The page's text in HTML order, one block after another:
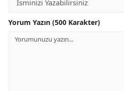
Yorum Yazın (500 Karakter)